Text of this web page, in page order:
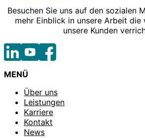
Besuchen Sie uns auf den sozialen
mehr Einblick in unsere Arbeit
unsere Kunden
MENÜ
Über uns
Leistungen
Karriere
Kontakt
News